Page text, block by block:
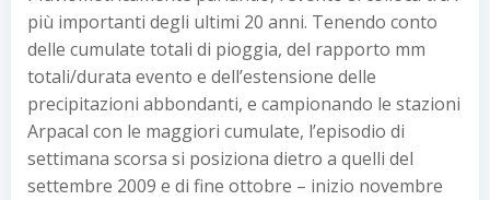
più importanti degli ultimi 20 anni. Tenendo conto
delle cumulate totali di pioggia, del rapporto mm
totali/durata evento e dell’estensione delle
precipitazioni abbondanti, e campionando le stazioni
Arpacal con le maggiori cumulate, l’episodio di
settimana scorsa si posiziona dietro a quelli del
settembre 2009 e di fine ottobre – inizio novembre